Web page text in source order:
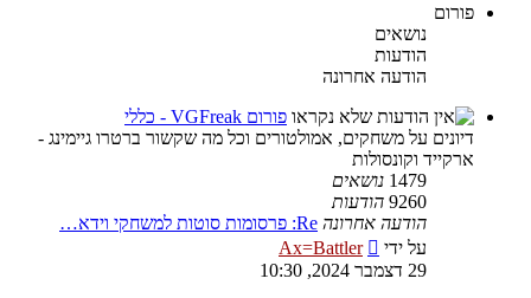
פורום
נושאים
הודעות
הודעה אחרונה
פורום VGFreak - כללי
דיונים על משחקים, אמולטורים וכל מה שקשור ברטרו גיימינג -
ארקייד וקונסולות
1479 נושאים
9260 הודעות
הודעה אחרונה Re: פרסומות סוטות למשחקי וידא…
על ידי
Ax=Battler
בהודעה
29 דצמבר 2024, 10:30